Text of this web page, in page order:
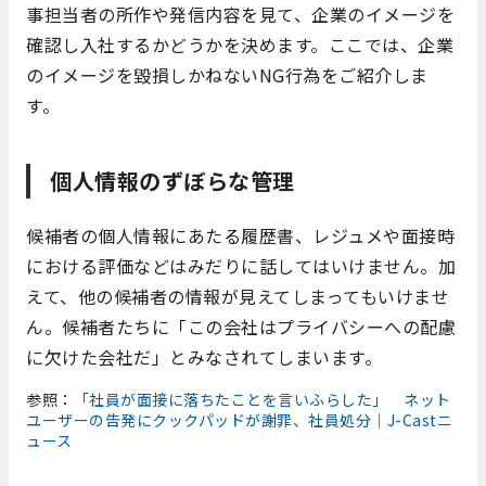
事担当者の所作や発信内容を見て、企業のイメージを
確認し入社するかどうかを決めます。ここでは、企業
のイメージを毀損しかねないNG行為をご紹介しま
す。
個人情報のずぼらな管理
候補者の個人情報にあたる履歴書、レジュメや面接時
における評価などはみだりに話してはいけません。加
えて、他の候補者の情報が見えてしまってもいけませ
ん。候補者たちに「この会社はプライバシーへの配慮
に欠けた会社だ」とみなされてしまいます。
参照：
「社員が面接に落ちたことを言いふらした」 ネット
ユーザーの告発にクックパッドが謝罪、社員処分｜J-Castニ
ュース